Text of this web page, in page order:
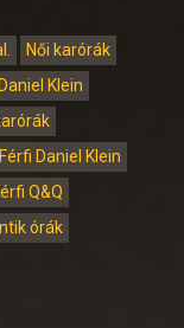
Női karórák
Klein
Férfi Daniel Klein
Q&Q
órák